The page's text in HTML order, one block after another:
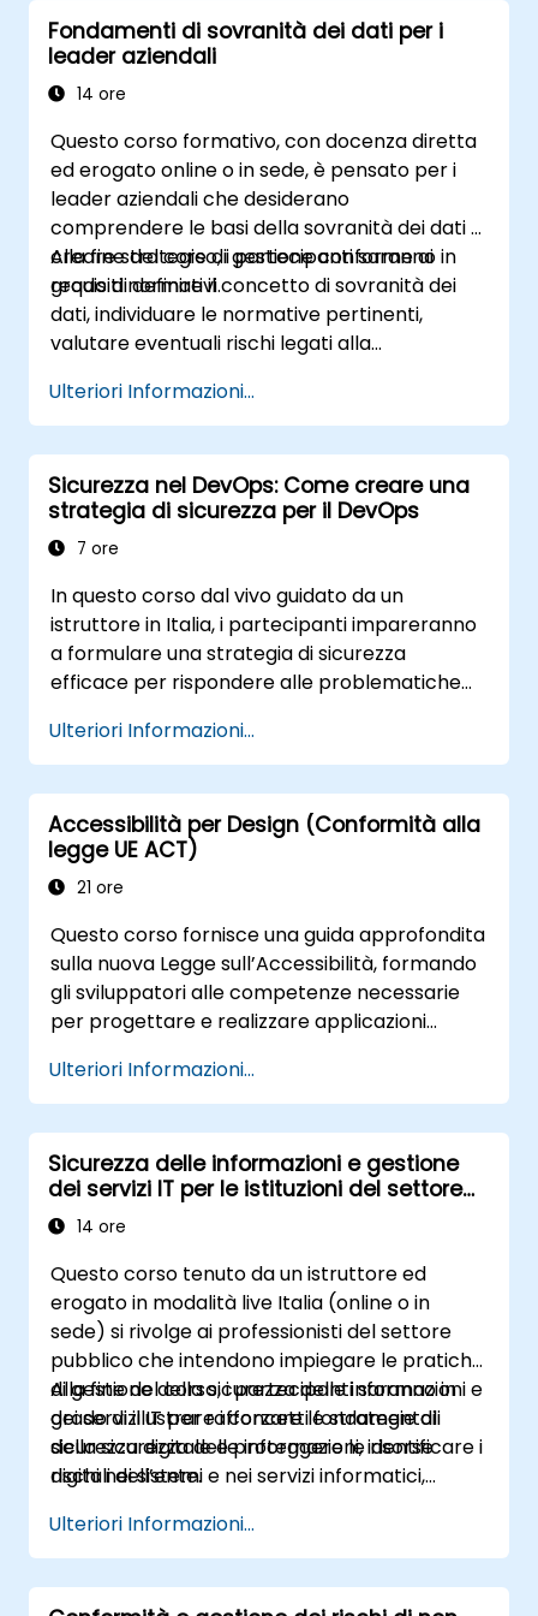
Fondamenti di sovranità dei dati per i
leader aziendali
14 ore
Questo corso formativo, con docenza diretta
ed erogato online o in sede, è pensato per i
leader aziendali che desiderano
comprendere le basi della sovranità dei dati e
creare strategie di gestione conforme ai
requisiti normativi.
Alla fine del corso, i partecipanti saranno in
grado di definire il concetto di sovranità dei
dati, individuare le normative pertinenti,
valutare eventuali rischi legati alla
governance per la gestione transfrontaliera
dei dati.
Ulteriori Informazioni...
Sicurezza nel DevOps: Come creare una
strategia di sicurezza per il DevOps
7 ore
In questo corso dal vivo guidato da un
istruttore in Italia, i partecipanti impareranno
a formulare una strategia di sicurezza
efficace per rispondere alle problematiche
Ulteriori Informazioni...
Accessibilità per Design (Conformità alla
legge UE ACT)
21 ore
Questo corso fornisce una guida approfondita
sulla nuova Legge sull’Accessibilità, formando
gli sviluppatori alle competenze necessarie
per progettare e realizzare applicazioni
della normativa, il programma si concentra su
pratiche di codifica, strumenti utili ed esercizi
finalizzati a garantire la conformità legale e
un’esperienza utente inclusiva per chiunque.
Ulteriori Informazioni...
Sicurezza delle informazioni e gestione
dei servizi IT per le istituzioni del settore
pubblico
14 ore
Questo corso tenuto da un istruttore ed
erogato in modalità live Italia (online o in
sede) si rivolge ai professionisti del settore
pubblico che intendono impiegare le pratiche
di gestione della sicurezza delle informazioni e
dei servizi IT per rafforzare le strategie di
sicurezza digitale e proteggere le risorse
digitali dell’ente.
Alla fine del corso, i partecipanti saranno in
grado di illustrare i concetti fondamentali
della sicurezza delle informazioni, identificare i
rischi nei sistemi e nei servizi informatici,
contribuire a una fornitura sicura dei servizi IT.
Ulteriori Informazioni...